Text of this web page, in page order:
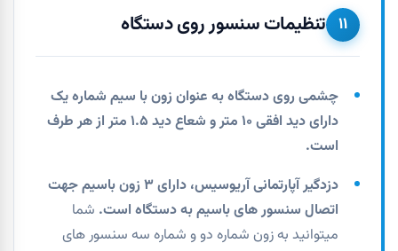
۱۱ تنظیمات سنسور روی دستگاه
چشمی روی دستگاه به عنوان زون با سیم شماره یک
دارای دید افقی ۱۰ متر و شعاع دید ۱.۵ متر از هر طرف
است.
دزدگیر آپارتمانی آریوسیس، دارای ۳ زون باسیم جهت
اتصال سنسور های باسیم به دستگاه است. شما
میتوانید به زون شماره دو و شماره سه سنسور های